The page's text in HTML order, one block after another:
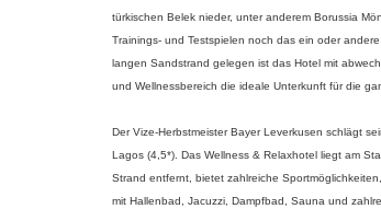
türkischen Belek nieder, unter anderem Borussia
Trainings- und Testspielen noch das ein oder
langen Sandstrand gelegen ist das Hotel mit
und Wellnessbereich die ideale Unterkunft für die
Der Vize-Herbstmeister Bayer Leverkusen schlägt
Lagos (4,5*). Das Wellness & Relaxhotel liegt am
Strand entfernt, bietet zahlreiche
mit Hallenbad, Jacuzzi, Dampfbad, Sauna und